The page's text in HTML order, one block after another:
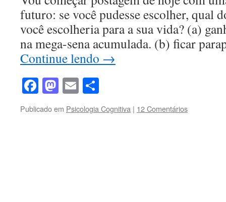
futuro: se você pudesse escolher, qual
você escolheria para a sua vida? (a)
na mega-sena acumulada. (b) ficar
Continue lendo →
Facebook
Mastodon
Email
Publicado em Psicologia Cognitiva | 12 Comentários